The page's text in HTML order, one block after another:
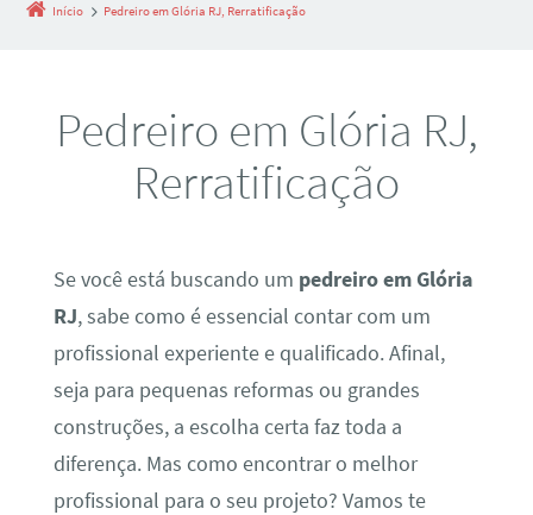
Início Pedreiro em Glória RJ, Rerratificação
Pedreiro em Glória RJ,
Rerratificação
Se você está buscando um pedreiro em Glória
RJ, sabe como é essencial contar com um
profissional experiente e qualificado. Afinal,
seja para pequenas reformas ou grandes
construções, a escolha certa faz toda a
diferença. Mas como encontrar o melhor
profissional para o seu projeto? Vamos te